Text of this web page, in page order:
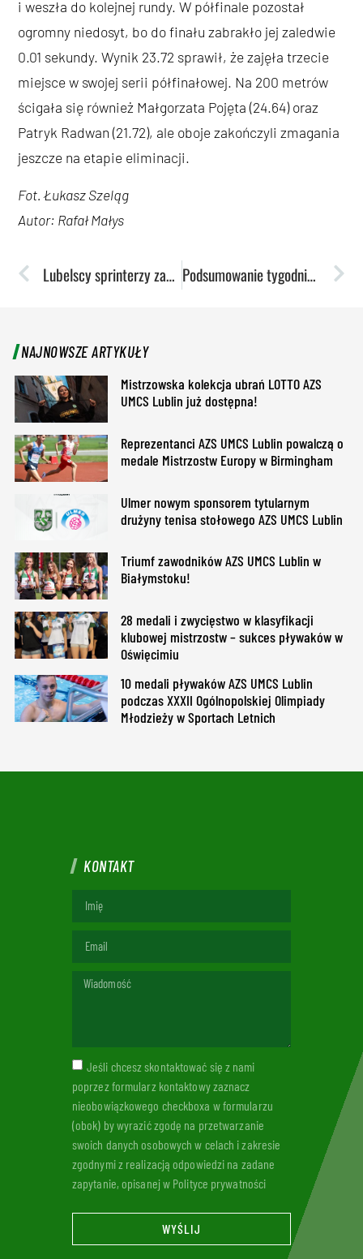
i weszła do kolejnej rundy. W półfinale pozostał
ogromny niedosyt, bo do finału zabrakło jej zaledwie
0.01 sekundy. Wynik 23.72 sprawił, że zajęła trzecie
miejsce w swojej serii półfinałowej. Na 200 metrów
ścigała się również Małgorzata Pojęta (24.64) oraz
Patryk Radwan (21.72), ale oboje zakończyli zmagania
jeszcze na etapie eliminacji.
Fot. Łukasz Szeląg
Autor: Rafał Małys
Lubelscy sprinterzy zawalczą o medale mistrzostw Europy U20 Podsumowanie tygodnia: Lekkoatleci błysnęli formą przed mistrzostwami Polski
NAJNOWSZE ARTYKUŁY
Mistrzowska kolekcja ubrań LOTTO AZS
UMCS Lublin już dostępna!
Reprezentanci AZS UMCS Lublin powalczą o
medale Mistrzostw Europy w Birmingham
Ulmer nowym sponsorem tytularnym
drużyny tenisa stołowego AZS UMCS Lublin
Triumf zawodników AZS UMCS Lublin w
Białymstoku!
28 medali i zwycięstwo w klasyfikacji
klubowej mistrzostw – sukces pływaków w
Oświęcimiu
10 medali pływaków AZS UMCS Lublin
podczas XXXII Ogólnopolskiej Olimpiady
Młodzieży w Sportach Letnich
KONTAKT
Jeśli chcesz skontaktować się z nami
poprzez formularz kontaktowy zaznacz
nieobowiązkowego checkboxa w formularzu
(obok) by wyrazić zgodę na przetwarzanie
swoich danych osobowych w celach i zakresie
zgodnymi z realizacją odpowiedzi na zadane
zapytanie, opisanej w Polityce prywatności
WYŚLIJ